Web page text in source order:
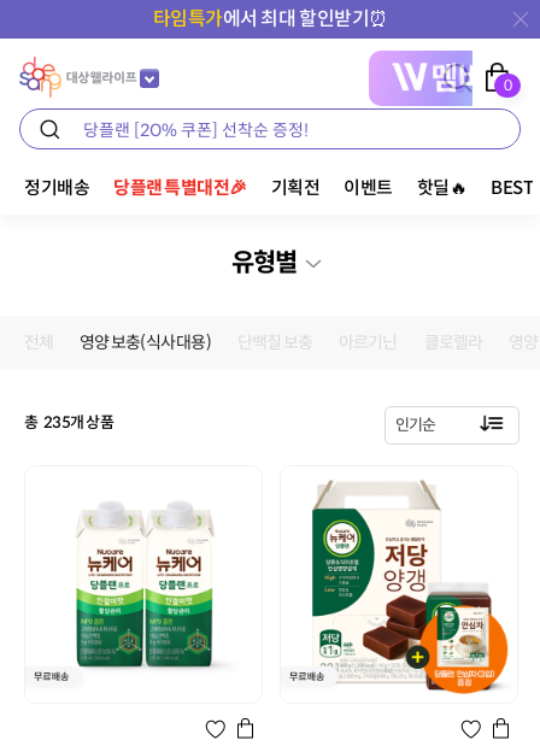
타임특가에서 최대 할인받기⏰
0
정기배송 당플랜 특별대전🎉 기획전 이벤트 핫딜🔥 BEST
유형별
전체 영양 보충(식사 대용) 단백질 보충 아르기닌 클로렐라 영
총 235개 상품 인기순